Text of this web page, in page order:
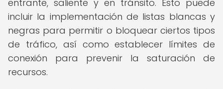
entrante, saliente y en tránsito. Esto puede
incluir la implementación de listas blancas y
negras para permitir o bloquear ciertos tipos
de tráfico, así como establecer límites de
conexión para prevenir la saturación de
recursos.